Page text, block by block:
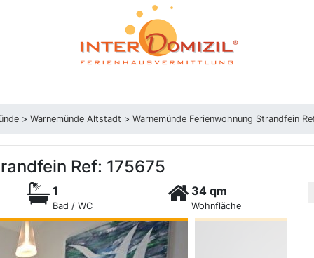
> Warnemünde Altstadt > Warnemünde Ferienwohnung Strandfein
Ref: 175675
1
Bad / WC
34 qm
Wohnfläche